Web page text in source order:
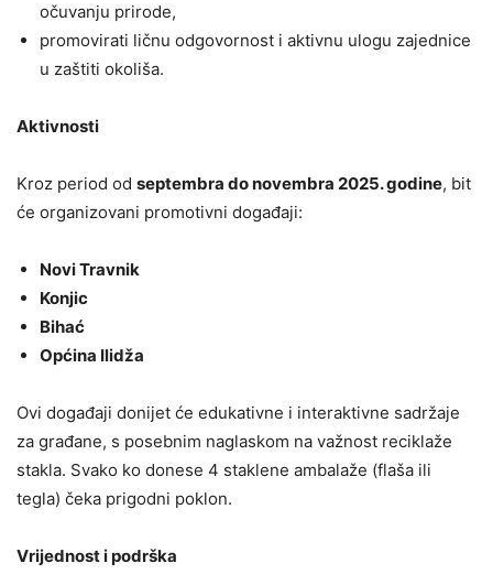
očuvanju prirode,
promovirati ličnu odgovornost i aktivnu ulogu zajednice
u zaštiti okoliša.
Aktivnosti
Kroz period od septembra do novembra 2025. godine, bit
će organizovani promotivni događaji:
Novi Travnik
Konjic
Bihać
Općina Ilidža
Ovi događaji donijet će edukativne i interaktivne sadržaje
za građane, s posebnim naglaskom na važnost reciklaže
stakla. Svako ko donese 4 staklene ambalaže (flaša ili
tegla) čeka prigodni poklon.
Vrijednost i podrška